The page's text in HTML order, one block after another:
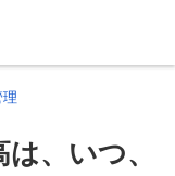
、いつ、